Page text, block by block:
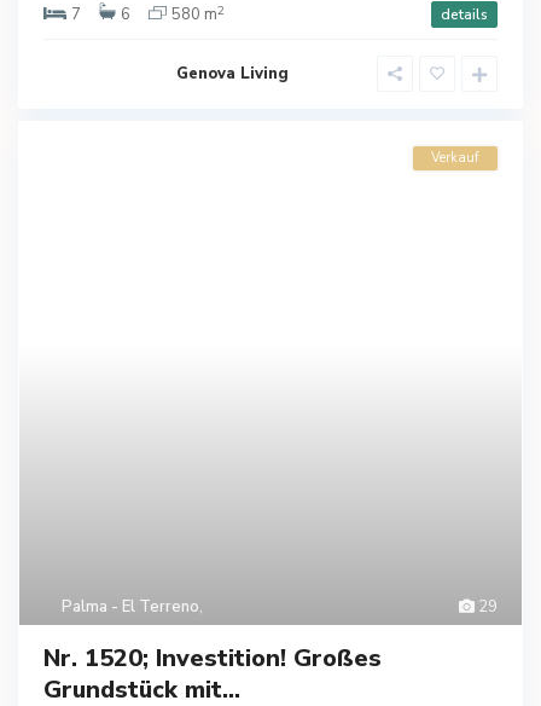
7
6 580 m2 details
Genova Living
29
Palma - El Terreno,
Verkauf
Nr. 1520; Investition! Großes
Grundstück mit...